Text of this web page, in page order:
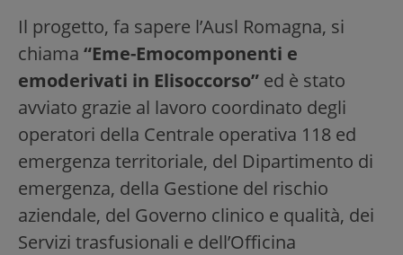
Il progetto, fa sapere l’Ausl Romagna, si
chiama “Eme-Emocomponenti e
emoderivati in Elisoccorso” ed è stato
avviato grazie al lavoro coordinato degli
operatori della Centrale operativa 118 ed
emergenza territoriale, del Dipartimento di
emergenza, della Gestione del rischio
aziendale, del Governo clinico e qualità, dei
Servizi trasfusionali e dell’Officina